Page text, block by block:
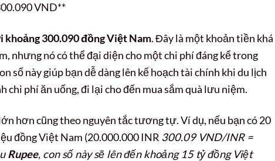
VND**
300.090 đồng Việt Nam. Đây là một khoản tiền khá
nhưng nó có thể đại diện cho một chi phí đáng kể trong
số này giúp bạn dễ dàng lên kế hoạch tài chính khi du lịch
phí ăn uống, đi lại cho đến mua sắm quà lưu niệm.
hơn cũng theo nguyên tắc tương tự. Ví dụ, nếu bạn có 20
đồng Việt Nam (20.000.000 INR 300.09 VND/INR =
Rupee, con số này sẽ lên đến khoảng 15 tỷ đồng Việt